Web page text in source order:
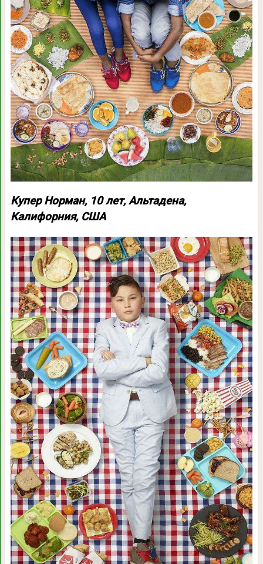
Купер Норман, 10 лет, Альтадена,
Калифорния, США